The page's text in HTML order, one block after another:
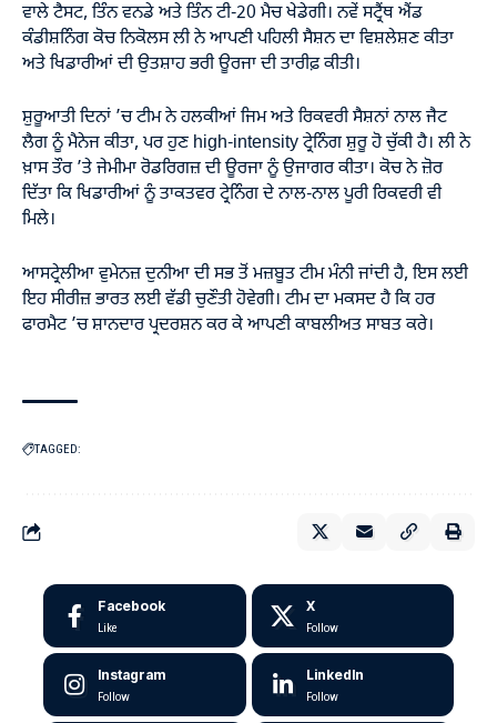
ਵਾਲੇ ਟੈਸਟ, ਤਿੰਨ ਵਨਡੇ ਅਤੇ ਤਿੰਨ ਟੀ-20 ਮੈਚ ਖੇਡੇਗੀ। ਨਵੇਂ ਸਟ੍ਰੈਂਥ ਐਂਡ
ਕੰਡੀਸ਼ਨਿੰਗ ਕੋਚ ਨਿਕੋਲਸ ਲੀ ਨੇ ਆਪਣੀ ਪਹਿਲੀ ਸੈਸ਼ਨ ਦਾ ਵਿਸ਼ਲੇਸ਼ਣ ਕੀਤਾ
ਅਤੇ ਖਿਡਾਰੀਆਂ ਦੀ ਉਤਸ਼ਾਹ ਭਰੀ ਊਰਜਾ ਦੀ ਤਾਰੀਫ਼ ਕੀਤੀ।
ਸ਼ੁਰੂਆਤੀ ਦਿਨਾਂ ’ਚ ਟੀਮ ਨੇ ਹਲਕੀਆਂ ਜਿਮ ਅਤੇ ਰਿਕਵਰੀ ਸੈਸ਼ਨਾਂ ਨਾਲ ਜੈਟ
ਲੈਗ ਨੂੰ ਮੈਨੇਜ ਕੀਤਾ, ਪਰ ਹੁਣ high-intensity ਟ੍ਰੇਨਿੰਗ ਸ਼ੁਰੂ ਹੋ ਚੁੱਕੀ ਹੈ। ਲੀ ਨੇ
ਖ਼ਾਸ ਤੌਰ ’ਤੇ ਜੇਮੀਮਾ ਰੋਡਰਿਗਜ਼ ਦੀ ਊਰਜਾ ਨੂੰ ਉਜਾਗਰ ਕੀਤਾ। ਕੋਚ ਨੇ ਜ਼ੋਰ
ਦਿੱਤਾ ਕਿ ਖਿਡਾਰੀਆਂ ਨੂੰ ਤਾਕਤਵਰ ਟ੍ਰੇਨਿੰਗ ਦੇ ਨਾਲ-ਨਾਲ ਪੂਰੀ ਰਿਕਵਰੀ ਵੀ
ਮਿਲੇ।
ਆਸਟ੍ਰੇਲੀਆ ਵੁਮੇਨਜ਼ ਦੁਨੀਆ ਦੀ ਸਭ ਤੋਂ ਮਜ਼ਬੂਤ ਟੀਮ ਮੰਨੀ ਜਾਂਦੀ ਹੈ, ਇਸ ਲਈ
ਇਹ ਸੀਰੀਜ਼ ਭਾਰਤ ਲਈ ਵੱਡੀ ਚੁਣੌਤੀ ਹੋਵੇਗੀ। ਟੀਮ ਦਾ ਮਕਸਦ ਹੈ ਕਿ ਹਰ
ਫਾਰਮੈਟ ’ਚ ਸ਼ਾਨਦਾਰ ਪ੍ਰਦਰਸ਼ਨ ਕਰ ਕੇ ਆਪਣੀ ਕਾਬਲੀਅਤ ਸਾਬਤ ਕਰੇ।
TAGGED:
Facebook
Like
X
Follow
Instagram
Follow
LinkedIn
Follow